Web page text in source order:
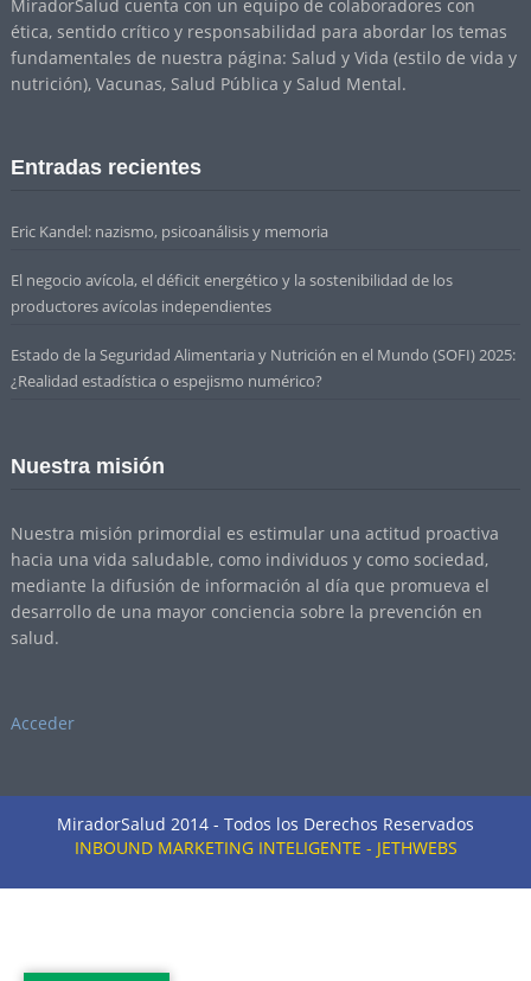
MiradorSalud cuenta con un equipo de colaboradores con
ética, sentido crítico y responsabilidad para abordar los temas
fundamentales de nuestra página: Salud y Vida (estilo de vida y
nutrición), Vacunas, Salud Pública y Salud Mental.
Entradas recientes
Eric Kandel: nazismo, psicoanálisis y memoria
El negocio avícola, el déficit energético y la sostenibilidad de los
productores avícolas independientes
Estado de la Seguridad Alimentaria y Nutrición en el Mundo (SOFI) 2025:
¿Realidad estadística o espejismo numérico?
Nuestra misión
Nuestra misión primordial es estimular una actitud proactiva
hacia una vida saludable, como individuos y como sociedad,
mediante la difusión de información al día que promueva el
desarrollo de una mayor conciencia sobre la prevención en
salud.
Acceder
MiradorSalud 2014 - Todos los Derechos Reservados
INBOUND MARKETING INTELIGENTE - JETHWEBS